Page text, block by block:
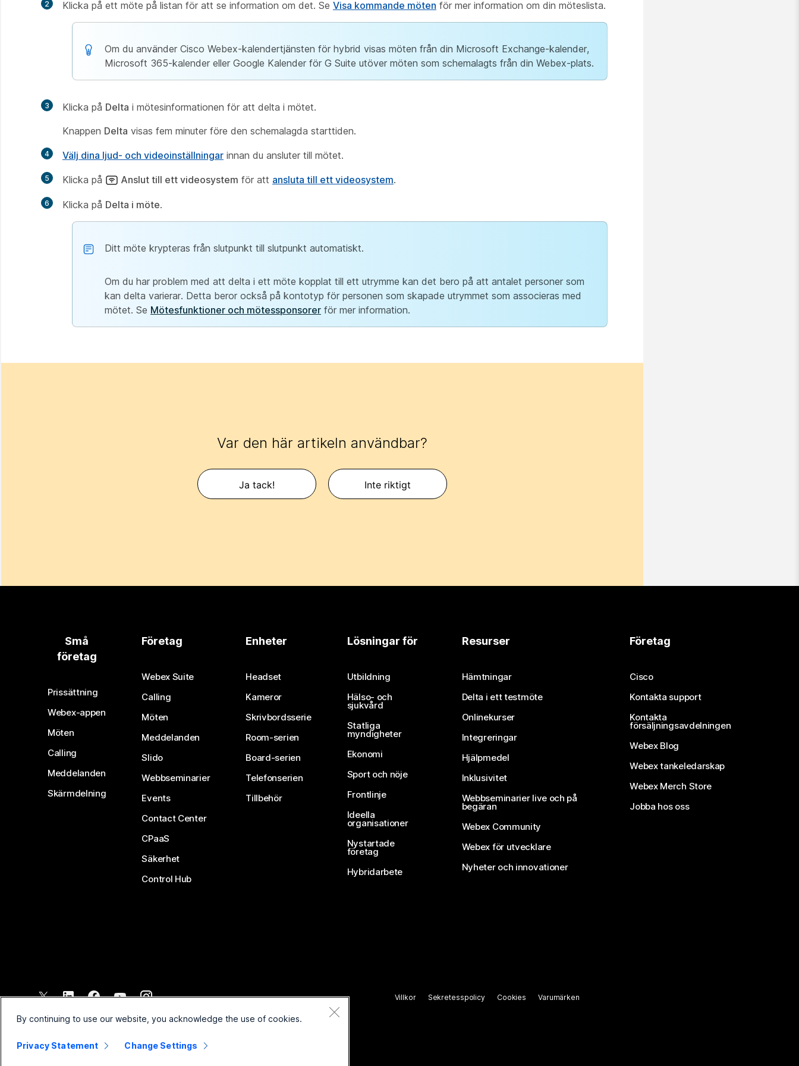
2 Klicka på ett möte på listan för att se information om det. Se Visa kommande möten för mer information om din möteslista.
Om du använder Cisco Webex-kalendertjänsten för hybrid visas möten från din Microsoft Exchange-kalender,
Microsoft 365-kalender eller Google Kalender för G Suite utöver möten som schemalagts från din Webex-plats.
3 Klicka på Delta i mötesinformationen för att delta i mötet.
Knappen Delta visas fem minuter före den schemalagda starttiden.
4 Välj dina ljud- och videoinställningar innan du ansluter till mötet.
5 Klicka på Anslut till ett videosystem för att ansluta till ett videosystem.
6 Klicka på Delta i möte.
Ditt möte krypteras från slutpunkt till slutpunkt automatiskt.
Om du har problem med att delta i ett möte kopplat till ett utrymme kan det bero på att antalet personer som
kan delta varierar. Detta beror också på kontotyp för personen som skapade utrymmet som associeras med
mötet. Se Mötesfunktioner och mötessponsorer för mer information.
Var den här artikeln användbar?
Ja tack! Inte riktigt
Små
företag
Prissättning
Webex-appen
Möten
Calling
Meddelanden
Skärmdelning
Företag
Webex Suite
Calling
Möten
Meddelanden
Slido
Webbseminarier
Events
Contact Center
CPaaS
Säkerhet
Control Hub
Enheter
Headset
Kameror
Skrivbordsserie
Room-serien
Board-serien
Telefonserien
Tillbehör
Lösningar för
Utbildning
Hälso- och
sjukvård
Statliga
myndigheter
Ekonomi
Sport och nöje
Frontlinje
Ideella
organisationer
Nystartade
företag
Hybridarbete
Resurser
Hämtningar
Delta i ett testmöte
Onlinekurser
Integreringar
Hjälpmedel
Inklusivitet
Webbseminarier live och på
begäran
Webex Community
Webex för utvecklare
Nyheter och innovationer
Företag
Cisco
Kontakta support
Kontakta
försäljningsavdelningen
Webex Blog
Webex tankeledarskap
Webex Merch Store
Jobba hos oss
2026 Cisco och/eller dess dotterbolag. Med ensamrätt.
Villkor Sekretesspolicy Cookies Varumärken
By continuing to use our website, you acknowledge the use of cookies.
Privacy Statement Change Settings